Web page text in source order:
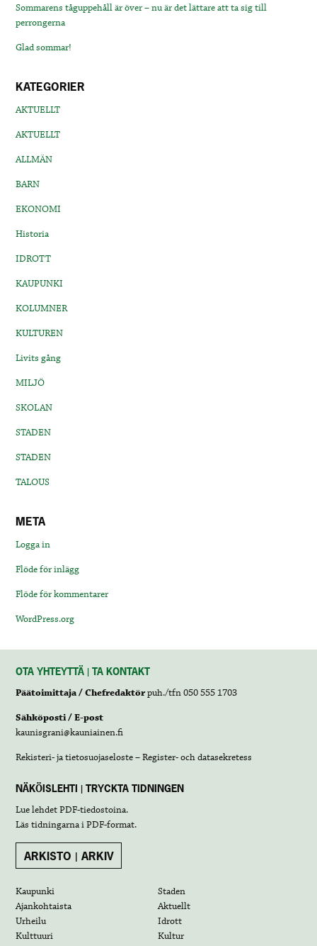
Sommarens tåguppehåll är över – nu är det lättare att ta sig till
perrongerna
Glad sommar!
KATEGORIER
AKTUELLT
AKTUELLT
ALLMÄN
BARN
EKONOMI
Historia
IDROTT
KAUPUNKI
KOLUMNER
KULTUREN
Livits gång
MILJÖ
SKOLAN
STADEN
STADEN
TALOUS
META
Logga in
Flöde för inlägg
Flöde för kommentarer
WordPress.org
OTA YHTEYTTÄ | TA KONTAKT
Päätoimittaja / Chefredaktörpuh./tfn 050 555 1703
Sähköposti / E-post
kaunisgrani@kauniainen.fi
Rekisteri- ja tietosuojaseloste – Register- och datasekretess
NÄKÖISLEHTI | TRYCKTA TIDNINGEN
Lue lehdetPDF-tiedostoina.
Läs tidningarna iPDF-format.
ARKISTO | ARKIV
Kaupunki
Staden
Ajankohtaista
Aktuellt
Urheilu
Idrott
Kulttuuri
Kultur